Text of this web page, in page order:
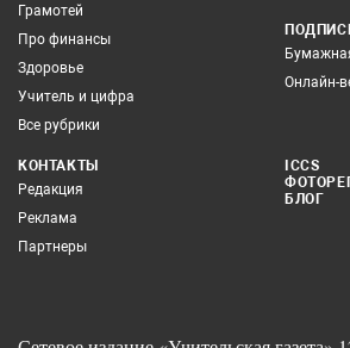
Грамотей
Про финансы
Здоровье
Учитель и цифра
Все рубрики
Онлайн-
КОНТАКТЫ
Редакция
Реклама
Партнеры
ICCS
БЛОГ